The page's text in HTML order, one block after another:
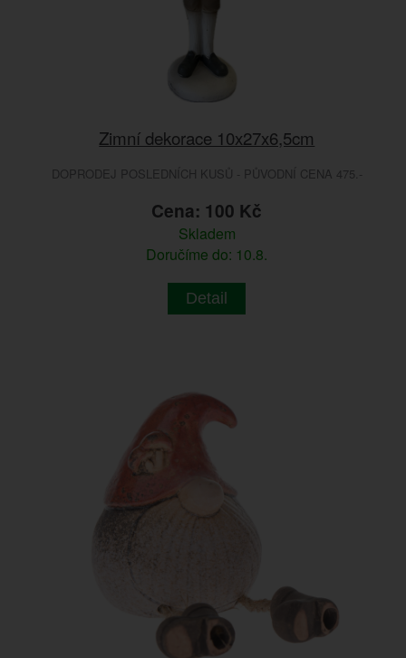
Zimní dekorace 10x27x6,5cm
DOPRODEJ POSLEDNÍCH KUSŮ - PŮVODNÍ CENA 475.-
Cena: 100 Kč
Skladem
Doručíme do: 10.8.
Detail